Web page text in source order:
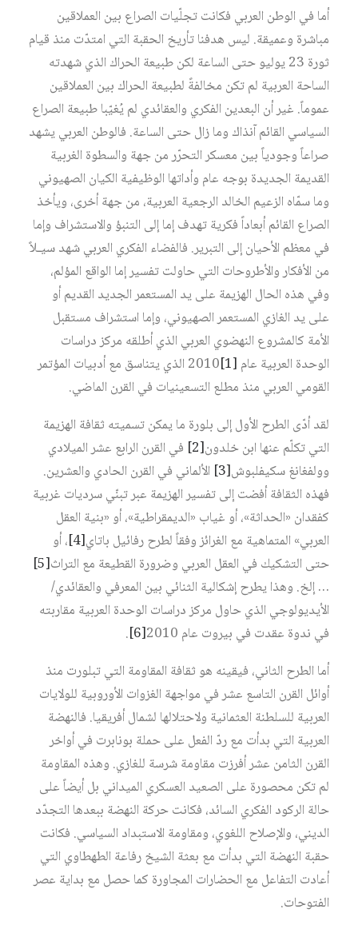
أما في الوطن العربي فكانت تجلّيات الصراع بين العملاقين
مباشرة وعميقة. ليس هدفنا تأريخ الحقبة التي امتدّت منذ قيام
ثورة 23 يوليو حتى الساعة لكن طبيعة الحراك الذي شهدته
الساحة العربية لم تكن مخالفةً لطبيعة الحراك بين العملاقين
عموماً. غير أن البعدين الفكري والعقائدي لم يُغيّبا طبيعة الصراع
السياسي القائم آنذاك وما زال حتى الساعة. فالوطن العربي يشهد
صراعاً وجودياً بين معسكر التحرّر من جهة والسطوة الغربية
القديمة الجديدة بوجه عام وأداتها الوظيفية الكيان الصهيوني
وما سمّاه الزعيم الخالد الرجعية العربية، من جهة أخرى، ويأخذ
الصراع القائم أبعاداً فكرية تهدف إما إلى التنبؤ والاستشراف وإما
في معظم الأحيان إلى التبرير. فالفضاء الفكري العربي شهد سيـلاً
من الأفكار والأطروحات التي حاولت تفسير إما الواقع المؤلم،
وفي هذه الحال الهزيمة على يد المستعمر الجديد القديم أو
على يد الغازي المستعمر الصهيوني، وإما استشراف مستقبل
الأمة كالمشروع النهضوي العربي الذي أطلقه مركز دراسات
الوحدة العربية عام ‏ [1]
2010 الذي يتناسق مع أدبيات المؤتمر
القومي العربي منذ مطلع التسعينيات في القرن الماضي.
لقد أدّى الطرح الأول إلى بلورة ما يمكن تسميته ثقافة الهزيمة
التي تكلّم عنها ابن خلدون‏[2]
في القرن الرابع عشر الميلادي
وولفغانغ سكيفلبوش‏[3]
الألماني في القرن الحادي والعشرين.
فهذه الثقافة أفضت إلى تفسير الهزيمة عبر تبنّي سرديات غربية
كفقدان «الحداثة»، أو غياب «الديمقراطية»، أو «بنية العقل
العربي» المتماهية مع الغرائز وفقاً لطرح رفائيل باتاي‏[4]
، أو
حتى التشكيك في العقل العربي وضرورة القطيعة مع التراث‏[5]
… إلخ. وهذا يطرح إشكالية الثنائي بين المعرفي والعقائدي/
الأيديولوجي الذي حاول مركز دراسات الوحدة العربية مقاربته
في ندوة عقدت في بيروت عام 2010‏
[6]
.
أما الطرح الثاني، فيقينه هو ثقافة المقاومة التي تبلورت منذ
أوائل القرن التاسع عشر في مواجهة الغزوات الأوروبية للولايات
العربية للسلطنة العثمانية ولاحتلالها لشمال أفريقيا. فالنهضة
العربية التي بدأت مع ردّ الفعل على حملة بونابرت في أواخر
القرن الثامن عشر أفرزت مقاومة شرسة للغازي. وهذه المقاومة
لم تكن محصورة على الصعيد العسكري الميداني بل أيضاً على
حالة الركود الفكري السائد، فكانت حركة النهضة ببعدها التجدّد
الديني، والإصلاح اللغوي، ومقاومة الاستبداد السياسي. فكانت
حقبة النهضة التي بدأت مع بعثة الشيخ رفاعة الطهطاوي التي
أعادت التفاعل مع الحضارات المجاورة كما حصل مع بداية عصر
الفتوحات.